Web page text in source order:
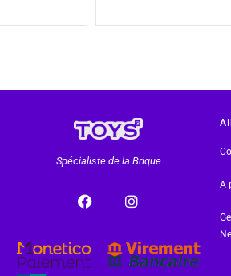
Spécialiste de la Brique
A